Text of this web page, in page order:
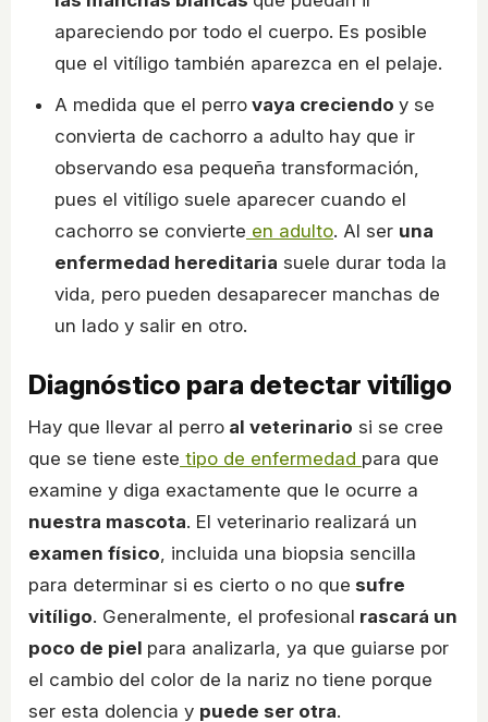
apareciendo por todo el cuerpo. Es posible
que el vitíligo también aparezca en el pelaje.
A medida que el perro vaya creciendo y se
convierta de cachorro a adulto hay que ir
observando esa pequeña transformación,
pues el vitíligo suele aparecer cuando el
cachorro se convierte en adulto. Al ser una
enfermedad hereditaria suele durar toda la
vida, pero pueden desaparecer manchas de
un lado y salir en otro.
Diagnóstico para detectar vitíligo
Hay que llevar al perro al veterinario si se cree
que se tiene este tipo de enfermedad para que
examine y diga exactamente que le ocurre a
nuestra mascota. El veterinario realizará un
examen físico , incluida una biopsia sencilla
para determinar si es cierto o no que sufre
vitíligo. Generalmente, el profesional rascará un
poco de piel para analizarla, ya que guiarse por
el cambio del color de la nariz no tiene porque
ser esta dolencia y puede ser otra.